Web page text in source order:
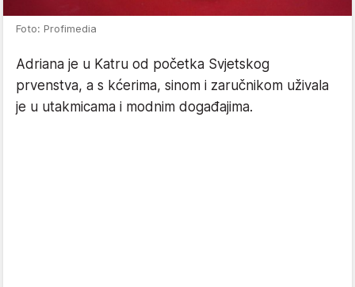
Foto: Profimedia
Adriana je u Katru od početka Svjetskog
prvenstva, a s kćerima, sinom i zaručnikom uživala
je u utakmicama i modnim događajima.